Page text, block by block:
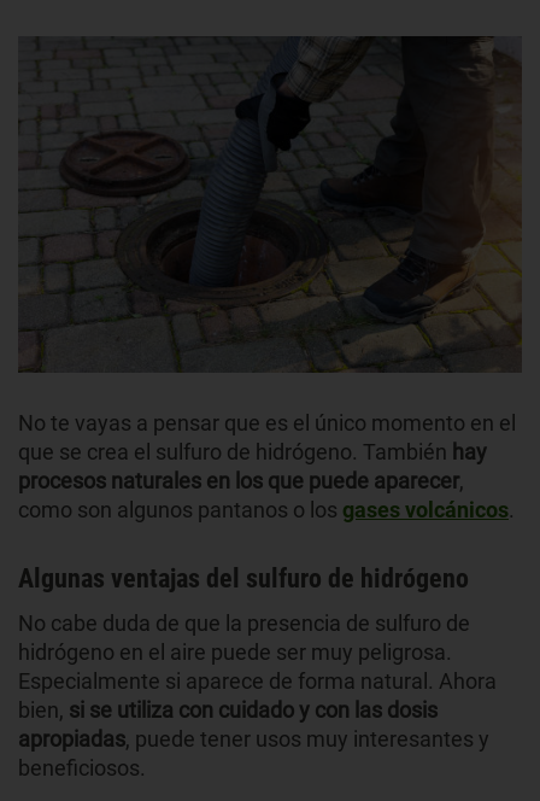
No te vayas a pensar que es el único momento en el
que se crea el sulfuro de hidrógeno. También hay
procesos naturales en los que puede aparecer,
como son algunos pantanos o los gases volcánicos.
Algunas ventajas del sulfuro de hidrógeno
No cabe duda de que la presencia de sulfuro de
hidrógeno en el aire puede ser muy peligrosa.
Especialmente si aparece de forma natural. Ahora
bien, si se utiliza con cuidado y con las dosis
apropiadas, puede tener usos muy interesantes y
beneficiosos.